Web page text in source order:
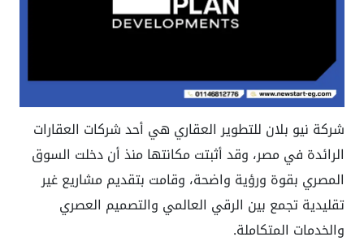
شركة نيو بلان للتطوير العقاري هي أحد شركات العقارات
الرائدة في مصر، وقد أثبتت مكانتها منذ أن دخلت السوق
المصري بقوة ورؤية واضحة، وقامت بتقديم مشاريع غير
تقليدية تجمع بين الرقي العالمي والتصميم العصري
والخدمات المتكاملة.